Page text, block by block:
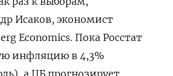
Исаков, экономист
Economics. Пока Росстат
инфляцию в 4,3%